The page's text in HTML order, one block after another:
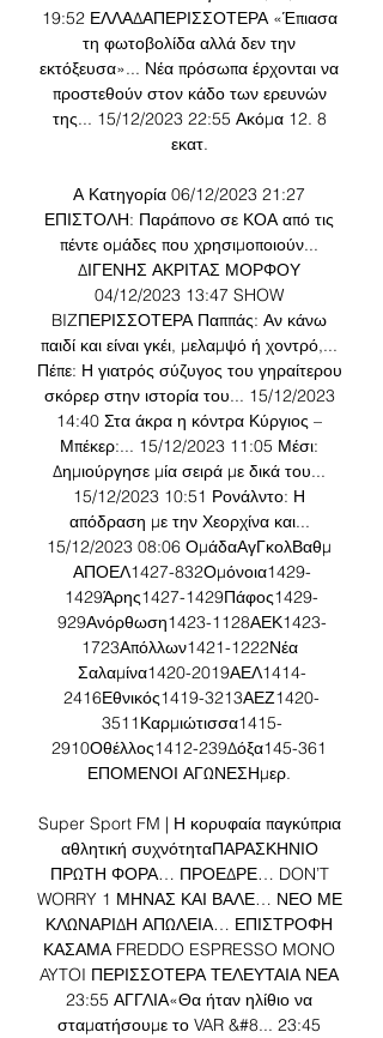
19:52 ΕΛΛΑΔΑΠΕΡΙΣΣΟΤΕΡΑ «Έπιασα
τη φωτοβολίδα αλλά δεν την
εκτόξευσα»... Νέα πρόσωπα έρχονται να
προστεθούν στον κάδο των ερευνών
της... 15/12/2023 22:55 Ακόμα 12. 8
εκατ.
Α Κατηγορία 06/12/2023 21:27
ΕΠΙΣΤΟΛΗ: Παράπονο σε ΚΟΑ από τις
πέντε ομάδες που χρησιμοποιούν...
ΔΙΓΕΝΗΣ ΑΚΡΙΤΑΣ ΜΟΡΦΟΥ
04/12/2023 13:47 SHOW
BIZΠΕΡΙΣΣΟΤΕΡΑ Παππάς: Αν κάνω
παιδί και είναι γκέι, μελαμψό ή χοντρό,...
Πέπε: Η γιατρός σύζυγος του γηραίτερου
σκόρερ στην ιστορία του... 15/12/2023
14:40 Στα άκρα η κόντρα Κύργιος –
Μπέκερ:... 15/12/2023 11:05 Μέσι:
Δημιούργησε μία σειρά με δικά του...
15/12/2023 10:51 Ρονάλντο: Η
απόδραση με την Χεορχίνα και...
15/12/2023 08:06 ΟμάδαΑγΓκολΒαθμ
ΑΠΟΕΛ1427-832Ομόνοια1429-
1429Άρης1427-1429Πάφος1429-
929Ανόρθωση1423-1128ΑΕΚ1423-
1723Απόλλων1421-1222Νέα
Σαλαμίνα1420-2019ΑΕΛ1414-
2416Εθνικός1419-3213ΑΕΖ1420-
3511Καρμιώτισσα1415-
2910Οθέλλος1412-239Δόξα145-361
ΕΠΟΜΕΝΟΙ ΑΓΩΝΕΣΗμερ.
Super Sport FM | Η κορυφαία παγκύπρια
αθλητική συχνότηταΠΑΡΑΣΚΗΝΙΟ
ΠΡΩΤΗ ΦΟΡΑ… ΠΡΟΕΔΡΕ… DON’T
WORRY 1 ΜΗΝΑΣ ΚΑΙ ΒΑΛΕ… ΝΕΟ ΜΕ
ΚΛΩΝΑΡΙΔΗ ΑΠΩΛΕΙΑ… ΕΠΙΣΤΡΟΦΗ
ΚΑΣΑΜΑ FREDDO ESPRESSO MONO
AYTOI ΠΕΡΙΣΣΟΤΕΡΑ ΤΕΛΕΥΤΑΙΑ ΝΕΑ
23:55 ΑΓΓΛΙΑ«Θα ήταν ηλίθιο να
σταματήσουμε το VAR &#8... 23:45